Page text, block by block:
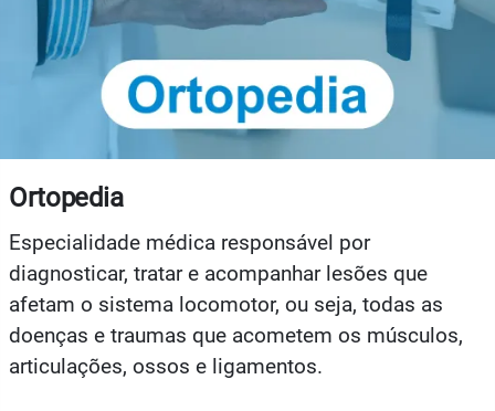
Ortopedia
Especialidade médica responsável por
diagnosticar, tratar e acompanhar lesões que
afetam o sistema locomotor, ou seja, todas as
doenças e traumas que acometem os músculos,
articulações, ossos e ligamentos.